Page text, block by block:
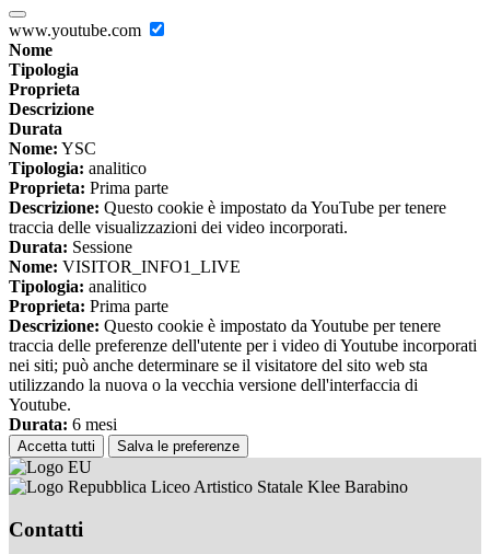
www.youtube.com
Nome
Tipologia
Proprieta
Descrizione
Durata
Nome: YSC
Tipologia: analitico
Proprieta: Prima parte
Descrizione: Questo cookie è impostato da YouTube per tenere
traccia delle visualizzazioni dei video incorporati.
Durata: Sessione
Nome: VISITOR_INFO1_LIVE
Tipologia: analitico
Proprieta: Prima parte
Descrizione: Questo cookie è impostato da Youtube per tenere
traccia delle preferenze dell'utente per i video di Youtube incorporati
nei siti; può anche determinare se il visitatore del sito web sta
utilizzando la nuova o la vecchia versione dell'interfaccia di
Youtube.
Durata: 6 mesi
Accetta tutti Salva le preferenze
Liceo Artistico Statale Klee Barabino
Contatti